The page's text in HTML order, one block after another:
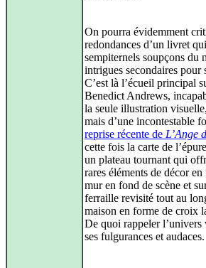
On pourra évidemment
redondances d’un livret
sempiternels soupçons du
intrigues secondaires pour
C’est là l’écueil principal
Benedict Andrews,
la seule illustration
mais d’une incontestable
reprise récente de L’Ange
cette fois la carte de
un plateau tournant qui
rares éléments de décor
mur en fond de scène et
ferraille revisité tout au
maison en forme de croix
De quoi rappeler l’univers
ses fulgurances et audaces.